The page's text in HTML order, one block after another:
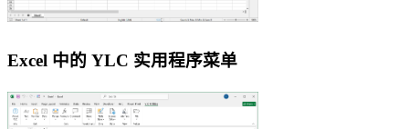
Excel 中的 YLC 实用程序菜单